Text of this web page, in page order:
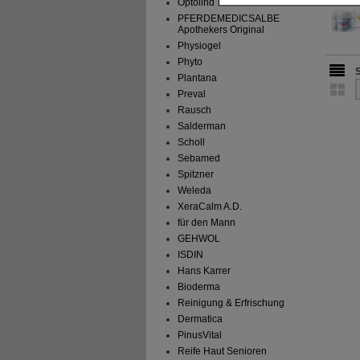
Inhalte anzuzeigen
sammeln, mit deren
auch die Werbung
teilweise an Dritte
Optolind
PFERDEMEDICSALBE
Apothekers Original
Physiogel
Phyto
Plantana
Preval
Rausch
Salderman
Scholl
Sebamed
Spitzner
Weleda
XeraCalm A.D.
für den Mann
GEHWOL
ISDIN
Hans Karrer
Bioderma
Reinigung & Erfrischung
Dermatica
PinusVital
Reife Haut Senioren